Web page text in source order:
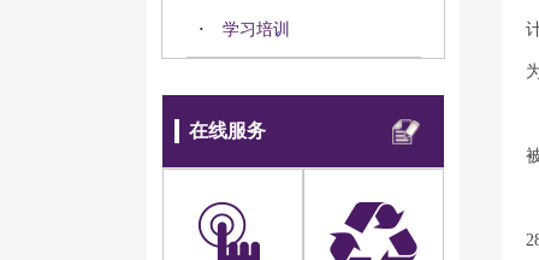
· 学习培训
在线服务